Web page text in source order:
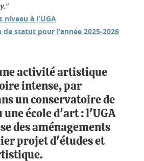
niveau à l'UGA
de statut pour l'année 2025-2026
activité artistique
intense, par
un conservatoire de
une école d'art : l'UGA
des aménagements
projet d'études et